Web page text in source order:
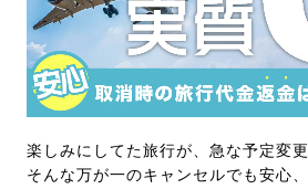
楽しみにしてた旅行が、急な予定変
そんな万が一のキャンセルでも安心